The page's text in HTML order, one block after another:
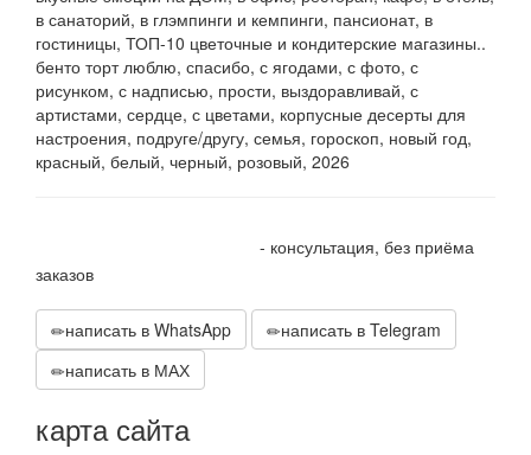
в санаторий, в глэмпинги и кемпинги, пансионат, в
гостиницы, ТОП-10 цветочные и кондитерские магазины..
бенто торт люблю, спасибо, с ягодами, с фото, с
рисунком, с надписью, прости, выздоравливай, с
артистами, сердце, с цветами, корпусные десерты для
настроения, подруге/другу, семья, гороскоп, новый год,
красный, белый, черный, розовый, 2026
- консультация, без приёма
заказов
написать в WhatsApp
написать в Telegram
написать в МАХ
карта сайта